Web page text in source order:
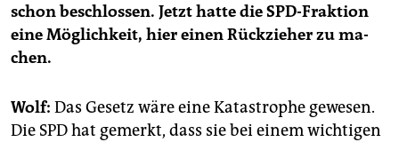
schon be­schlos­sen. Jetzt hatte die SPD-Frak­ti­on
eine Mög­lich­keit, hier einen Rück­zie­her zu ma­
chen.
Wolf: Das Ge­setz wäre eine Ka­ta­stro­phe ge­we­sen.
Die SPD hat ge­merkt, dass sie bei einem wich­ti­gen